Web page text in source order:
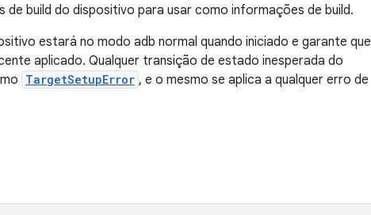
build do dispositivo para usar como informações de build.
estará no modo adb normal quando iniciado e garante que
aplicado. Qualquer transição de estado inesperada do
TargetSetupError , e o mesmo se aplica a qualquer erro de